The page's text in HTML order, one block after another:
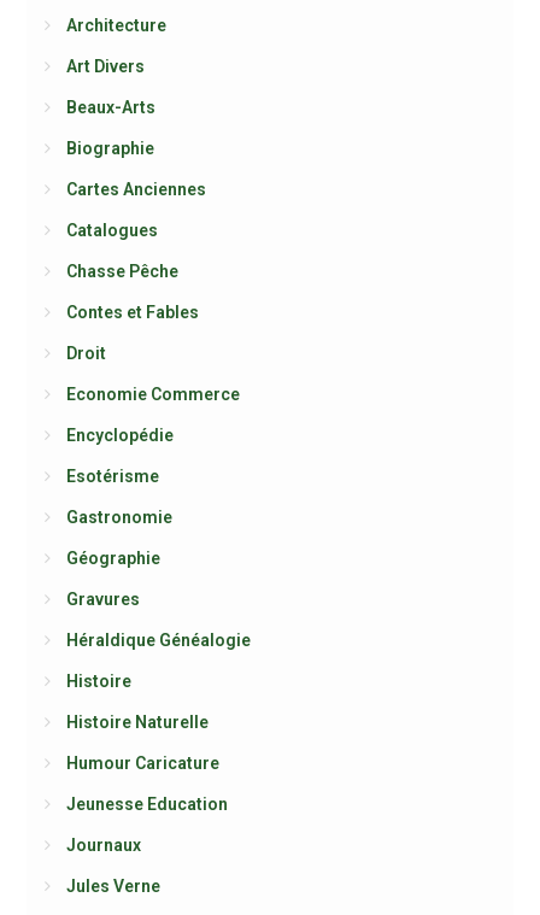
Architecture
Art Divers
Beaux-Arts
Biographie
Cartes Anciennes
Catalogues
Chasse Pêche
Contes et Fables
Droit
Economie Commerce
Encyclopédie
Esotérisme
Gastronomie
Géographie
Gravures
Héraldique Généalogie
Histoire
Histoire Naturelle
Humour Caricature
Jeunesse Education
Journaux
Jules Verne